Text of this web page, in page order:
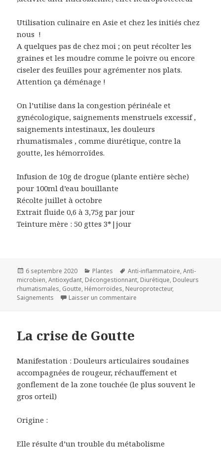
Utilisation culinaire en Asie et chez les initiés chez
nous !
A quelques pas de chez moi ; on peut récolter les
graines et les moudre comme le poivre ou encore
ciseler des feuilles pour agrémenter nos plats.
Attention ça déménage !
On l’utilise dans la congestion périnéale et
gynécologique, saignements menstruels excessif ,
saignements intestinaux, les douleurs
rhumatismales , comme diurétique, contre la
goutte, les hémorroïdes.
Infusion de 10g de drogue (plante entière sèche)
pour 100ml d’eau bouillante
Récolte juillet à octobre
Extrait fluide 0,6 à 3,75g par jour
Teinture mère : 50 gttes 3*|jour
Publié
le
6 septembre 2020 Catégories
Plantes
Mots-
clés
Anti-inflammatoire,Anti-
microbien,Antioxydant, Décongestionnant, Diurétique, Douleurs
rhumatismales, Goutte, Hémorroïdes, Neuroprotecteur,
Saignements
Laisser un commentaire
La crise de Goutte
Manifestation : Douleurs articulaires soudaines
accompagnées de rougeur, réchauffement et
gonflement de la zone touchée (le plus souvent le
gros orteil)
Origine :
Elle résulte d’un trouble du métabolisme